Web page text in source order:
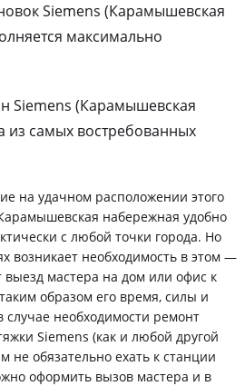
Siemens (Карамышевская
максимально
Siemens (Карамышевская
из самых востребованных
на удачном расположении этого
набережная удобно
с любой точки города. Но
возникает необходимость в этом —
выезд мастера на дом или офис к
образом его время, силы и
случае необходимости ремонт
Siemens (как и любой другой
не обязательно ехать к станции
оформить вызов мастера и в